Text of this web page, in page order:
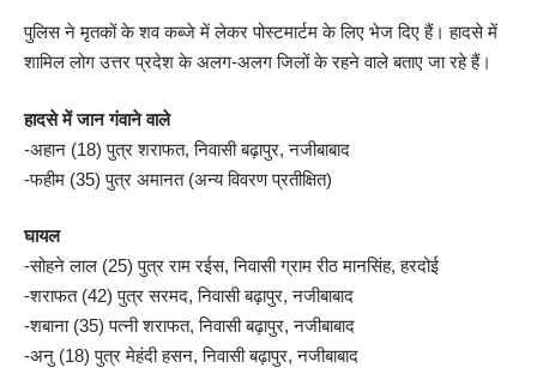
पुलिस ने मृतकों के शव कब्जे में लेकर पोस्टमार्टम के लिए भेज दिए हैं। हादसे में
शामिल लोग उत्तर प्रदेश के अलग-अलग जिलों के रहने वाले बताए जा रहे हैं।
हादसे में जान गंवाने वाले
-अहान (18) पुत्र शराफत, निवासी बढ़ापुर, नजीबाबाद
-फहीम (35) पुत्र अमानत (अन्य विवरण प्रतीक्षित)
घायल
-सोहने लाल (25) पुत्र राम रईस, निवासी ग्राम रीठ मानसिंह, हरदोई
-शराफत (42) पुत्र सरमद, निवासी बढ़ापुर, नजीबाबाद
-शबाना (35) पत्नी शराफत, निवासी बढ़ापुर, नजीबाबाद
-अनु (18) पुत्र मेहंदी हसन, निवासी बढ़ापुर, नजीबाबाद